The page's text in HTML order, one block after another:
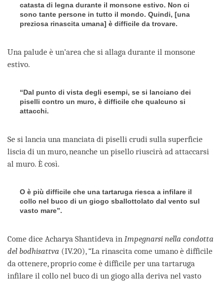
catasta di legna durante il monsone estivo. Non ci
sono tante persone in tutto il mondo. Quindi, [una
preziosa rinascita umana] è difficile da trovare.
Una palude è un’area che si allaga durante il monsone
estivo.
“Dal punto di vista degli esempi, se si lanciano dei
piselli contro un muro, è difficile che qualcuno si
attacchi.
Se si lancia una manciata di piselli crudi sulla superficie
liscia di un muro, neanche un pisello riuscirà ad attaccarsi
al muro. È così.
O è più difficile che una tartaruga riesca a infilare il
collo nel buco di un giogo sballottolato dal vento sul
vasto mare”.
Come dice Acharya Shantideva in Impegnarsi nella condotta
del bodhisattva (IV.20), “La rinascita come umano è difficile
da ottenere, proprio come è difficile per una tartaruga
infilare il collo nel buco di un giogo alla deriva nel vasto